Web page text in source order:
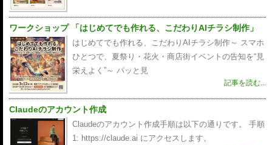
ワークショップ 「はじめてでも作れる、こだわりAIチラシ制作」
はじめてでも作れる、こだわりAIチラシ制作～ スマホ
ひとつで、夏祭り・花火・商店街イベントの告知を“見
栄えよく”～ パッと見
記事を読む...
Claudeのアカウント作成
Claudeのアカウント作成手順は以下の通りです。 手順
1: https://claude.ai にアクセスします。